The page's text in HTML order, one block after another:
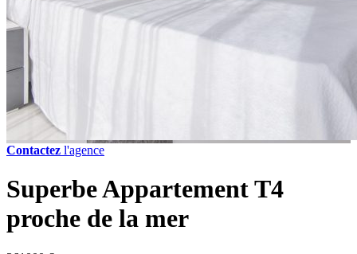
Contactez l'agence
Superbe Appartement T4
proche de la mer